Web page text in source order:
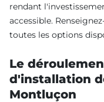
rendant
accessible.
toutes les options
Le
d'installation
Montluçon